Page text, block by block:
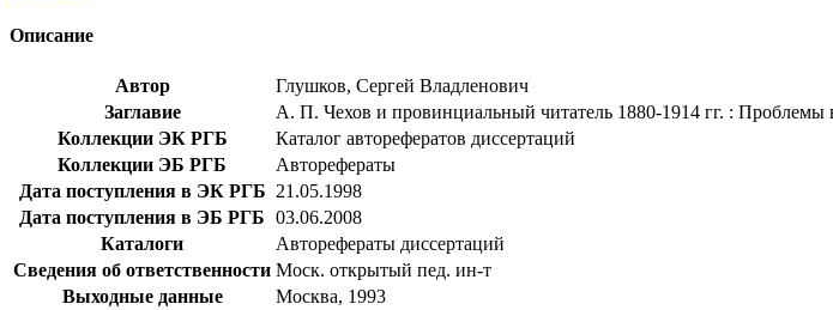
Описание
Автор
Глушков, Сергей Владленович
Заглавие
А. П. Чехов и провинциальный читатель 1880-1914 гг. : Проблемы
Коллекции ЭК РГБ
Каталог авторефератов диссертаций
Коллекции ЭБ РГБ
Авторефераты
Дата поступления в ЭК РГБ 21.05.1998
Дата поступления в ЭБ РГБ 03.06.2008
Каталоги
Авторефераты диссертаций
Сведения об ответственности Моск. открытый пед. ин-т
Выходные данные
Москва, 1993